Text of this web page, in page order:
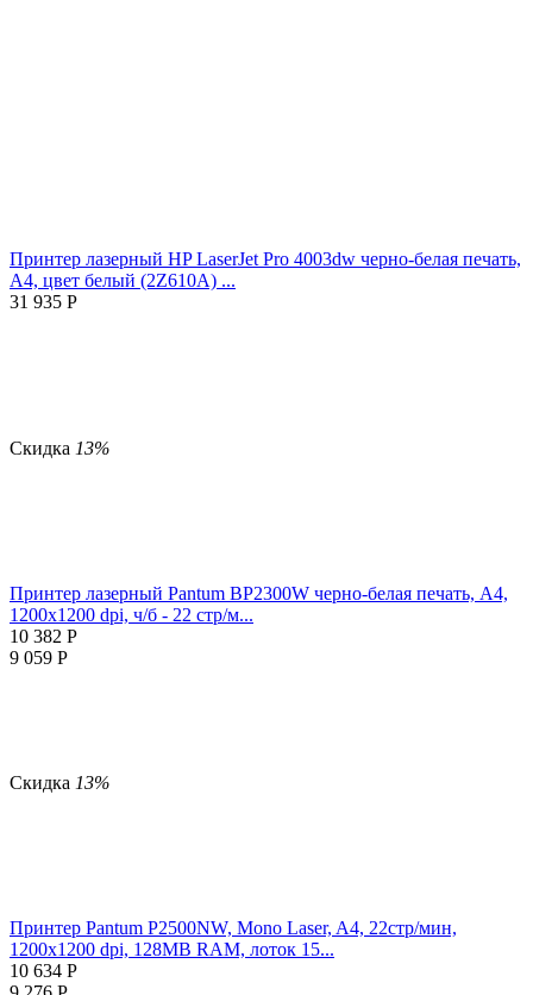
Принтер лазерный HP LaserJet Pro 4003dw черно-белая печать,
A4, цвет белый (2Z610A) ...
31 935 Р
Скидка 13%
Принтер лазерный Pantum BP2300W черно-белая печать, A4,
1200x1200 dpi, ч/б - 22 стр/м...
10 382 Р
9 059 Р
Скидка 13%
Принтер Pantum P2500NW, Mono Laser, A4, 22стр/мин,
1200x1200 dpi, 128MB RAM, лоток 15...
10 634 Р